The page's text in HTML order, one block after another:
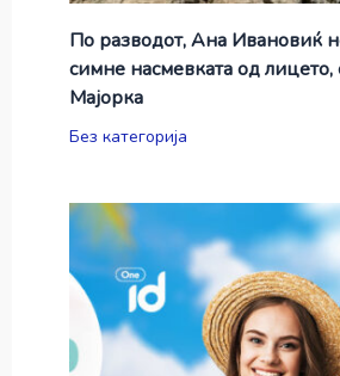
По разводот, Ана Ивановиќ
симне насмевката од лицето,
Мајорка
Без категорија